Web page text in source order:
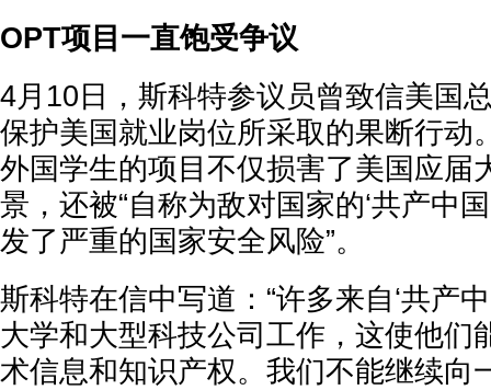
OPT项目一直饱受争议
4月10日，斯科特参议员曾致信美国
保护美国就业岗位所采取的果断行动
外国学生的项目不仅损害了美国应届
景，还被“自称为敌对国家的‘共产中
发了严重的国家安全风险”。
斯科特在信中写道：“许多来自‘共产
大学和大型科技公司工作，这使他们
术信息和知识产权。我们不能继续向